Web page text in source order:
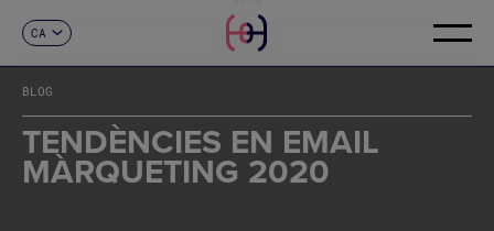
CA
FR
DE
IT
PT
CONTACTE
BLOG
TENDÈNCIES EN EMAIL
MÀRQUETING 2020